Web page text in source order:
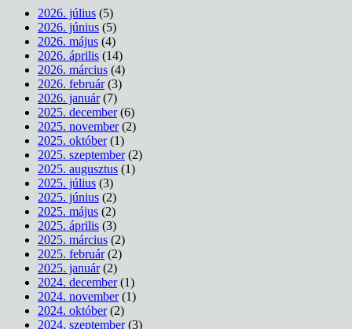
2026. július (5)
2026. június (5)
2026. május (4)
2026. április (14)
2026. március (4)
2026. február(3)
2026. január(7)
2025. december(6)
2025. november(2)
2025. október(1)
2025. szeptember(2)
2025. augusztus (1)
2025. július (3)
2025. június (2)
2025. május (2)
2025. április (3)
2025. március (2)
2025. február(2)
2025. január(2)
2024. december(1)
2024. november(1)
2024. október(2)
2024. szeptember(3)